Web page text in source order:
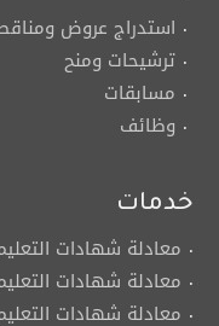
استدراج عروض
ترشيحات ومنح
مسابقات
وظائف
خدمات
معادلة شهادات التعليم
معادلة شهادات
معادلة شهادات